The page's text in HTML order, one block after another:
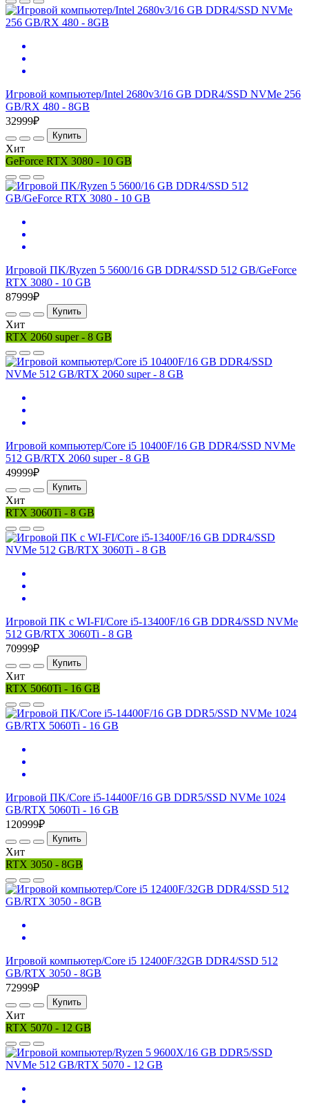
Игровой компьютер/Intel 2680v3/16 GB DDR4/SSD NVMe 256
GB/RX 480 - 8GB
32999₽
Купить
Хит
GeForce RTX 3080 - 10 GB
Игровой ПK/Ryzen 5 5600/16 GB DDR4/SSD 512 GB/GeForce
RTX 3080 - 10 GB
87999₽
Купить
Хит
RTX 2060 super - 8 GB
Игровой компьютер/Core i5 10400F/16 GB DDR4/SSD NVMe
512 GB/RTX 2060 super - 8 GB
49999₽
Купить
Хит
RTX 3060Ti - 8 GB
Игровой ПK c WI-FI/Core i5-13400F/16 GB DDR4/SSD NVMe
512 GB/RTX 3060Ti - 8 GB
70999₽
Купить
Хит
RTX 5060Ti - 16 GB
Игровой ПK/Core i5-14400F/16 GB DDR5/SSD NVMe 1024
GB/RTX 5060Ti - 16 GB
120999₽
Купить
Хит
RTX 3050 - 8GB
Игровой компьютер/Core i5 12400F/32GB DDR4/SSD 512
GB/RTX 3050 - 8GB
72999₽
Купить
Хит
RTX 5070 - 12 GB